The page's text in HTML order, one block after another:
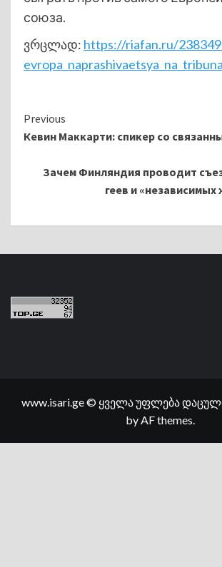
союза.
ვრცლად: https://riafan.ru/
Continue
Reading
Previous
Кевин Маккарти: спикер со
Зачем Финляндия проводит
геев и «независимых
www.isari.ge © ყველა უფლება
by AF themes.